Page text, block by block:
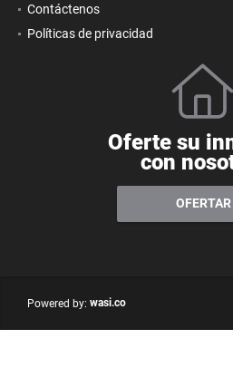
Contáctenos
Políticas de privacidad
Oferte su
con
OFERTAR
Powered by: wasi.co